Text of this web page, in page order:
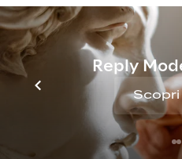
Reply
Scopri
offrire agli utenti finali.
La base del continuo
rappresentata dai suoi
Centers , che coprono
competenze di
manutenzione e
ecosistemi Adobe